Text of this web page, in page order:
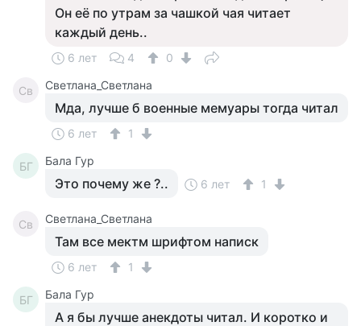
Он её по утрам за чашкой чая читает
каждый день..
6 лет 4 0
Св Светлана_Светлана
Мда, лучше б военные мемуары тогда читал
6 лет 1
БГ Бала Гур
Это почему же ?.. 6 лет 1
Св Светлана_Светлана
Там все мектм шрифтом написк
6 лет 1
БГ Бала Гур
А я бы лучше анекдоты читал. И коротко и